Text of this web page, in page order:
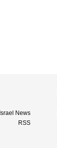
Israel News
RSS